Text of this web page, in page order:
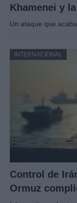
Khamenei y
Un ataque que
INTERNACIONAL
Control de
Ormuz